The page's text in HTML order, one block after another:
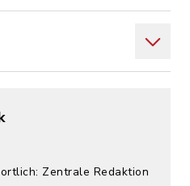
Zentrale Redaktion